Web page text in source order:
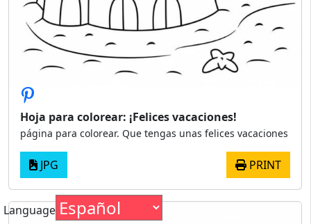
Hoja para colorear: ¡Felices vacaciones!
página para colorear. Que tengas unas felices vacaciones
JPG PRINT
Language